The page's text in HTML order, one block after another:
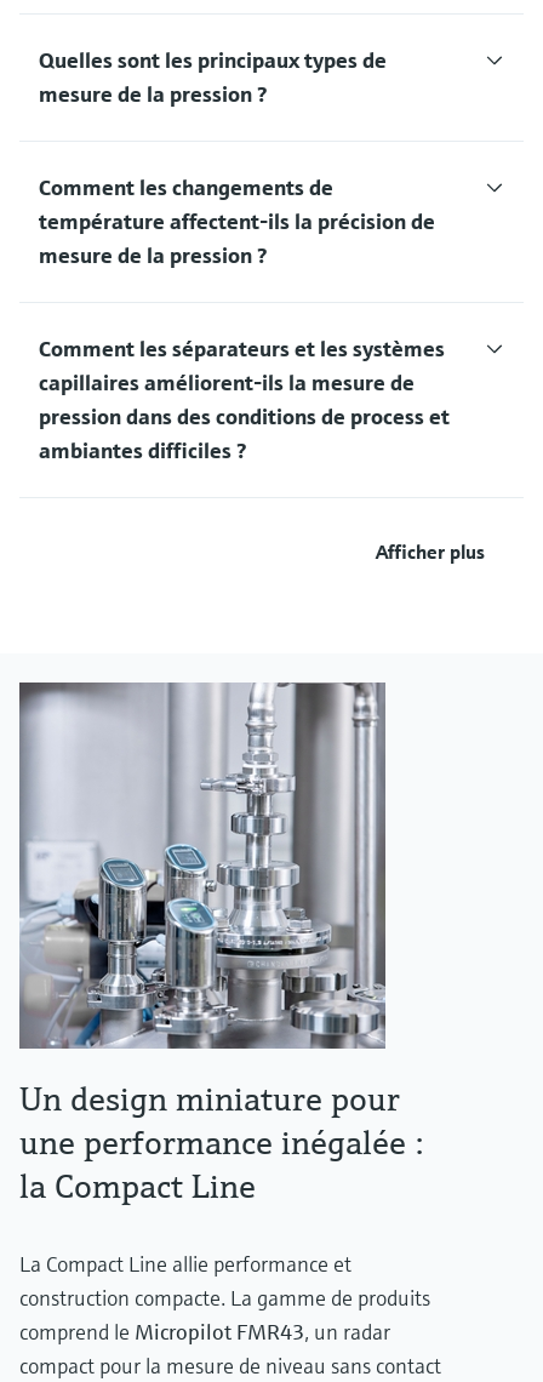
Show more
Quelles sont les principaux types de
mesure de la pression ?
Comment les changements de
température affectent-ils la précision de
mesure de la pression ?
Comment les séparateurs et les systèmes
capillaires améliorent-ils la mesure de
pression dans des conditions de process et
ambiantes difficiles ?
Afficher plus
Un design miniature pour
une performance inégalée :
la Compact Line
La Compact Line allie performance et
construction compacte. La gamme de produits
comprend le Micropilot FMR43, un radar
compact pour la mesure de niveau sans contact